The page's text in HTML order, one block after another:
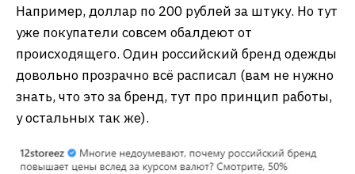
Например, доллар по 200 рублей за штуку. Но тут
уже покупатели совсем обалдеют от
происходящего. Один российский бренд одежды
довольно прозрачно всё расписал (вам не нужно
знать, что это за бренд, тут про принцип работы,
у остальных так же).